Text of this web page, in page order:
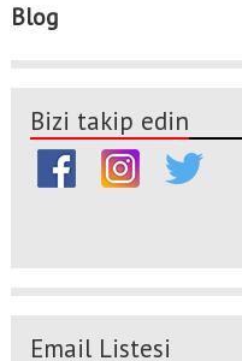
Blog
Bizi takip edin
Email Listesi